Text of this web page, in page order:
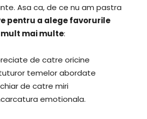
Asa ca, de ce nu am pastra
pentru a alege favorurile
mai multe:
de catre oricine
temelor abordate
de catre miri
emotionala.